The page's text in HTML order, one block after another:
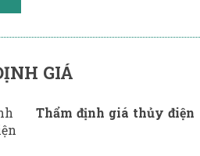
GIÁ
Thẩm định giá thủy điện